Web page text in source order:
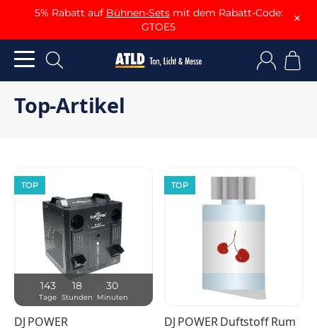
5% Rabatt auf Bühnen-Setsmit dem Rabatt-Code:
GTOE5
×
Top-Artikel
143
Tage
18
Stunden
30
Minuten
TOP
DJ POWER
TOP
DJ POWER Duftstoff Rum